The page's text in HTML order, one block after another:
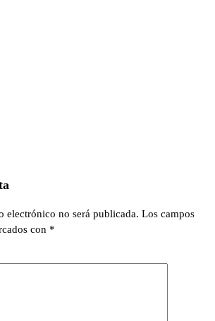
electrónico no será publicada. Los campos
con *